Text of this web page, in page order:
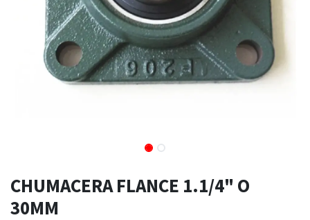
CHUMACERA FLANCE 1.1/4" O
30MM